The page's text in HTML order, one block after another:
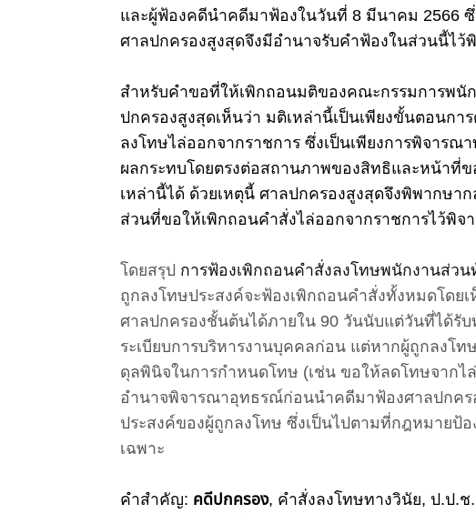
และผู้ฟ้องคดีนำคดีมาฟ้องในวันที่ 8 มีนาคม 2566
ศาลปกครองสูงสุดจึงมีอำนาจรับคำฟ้องในส่วนนี้ไว้
สำหรับคำขอที่ให้เพิกถอนมติของคณะกรรมการพ
ปกครองสูงสุดเห็นว่า มติเหล่านี้เป็นเพียงขั้นตอนกา
ลงโทษไล่ออกจากราชการ ซึ่งเป็นเพียงการพิจาร
ผลกระทบโดยตรงต่อสถานภาพของสิทธิและหน้าที่
เหล่านี้ได้ ด้วยเหตุนี้ ศาลปกครองสูงสุดจึงพิพากษา
ส่วนที่ขอให้เพิกถอนคำสั่งไล่ออกจากราชการไว้พิจ
โดยสรุป การฟ้องเพิกถอนคำสั่งลงโทษพนักงานส่ว
ถูกลงโทษประสงค์จะฟ้องเพิกถอนคำสั่งทั้งหมดโด
ศาลปกครองชั้นต้นได้ภายใน 90 วันนับแต่วันที่ได้รั
ระเบียบการบริหารงานบุคคลก่อน แต่หากผู้ถูกลงโท
ดุลพินิจในการกำหนดโทษ (เช่น ขอให้ลดโทษจาก
อำนาจพิจารณาอุทธรณ์ก่อนนำคดีมาฟ้องศาลปกค
ประสงค์ของผู้ถูกลงโทษ ซึ่งเป็นไปตามที่กฎหมายป้
เฉพาะ
คำสำคัญ: คดีปกครอง, คำสั่งลงโทษทางวินัย, ป.ป.